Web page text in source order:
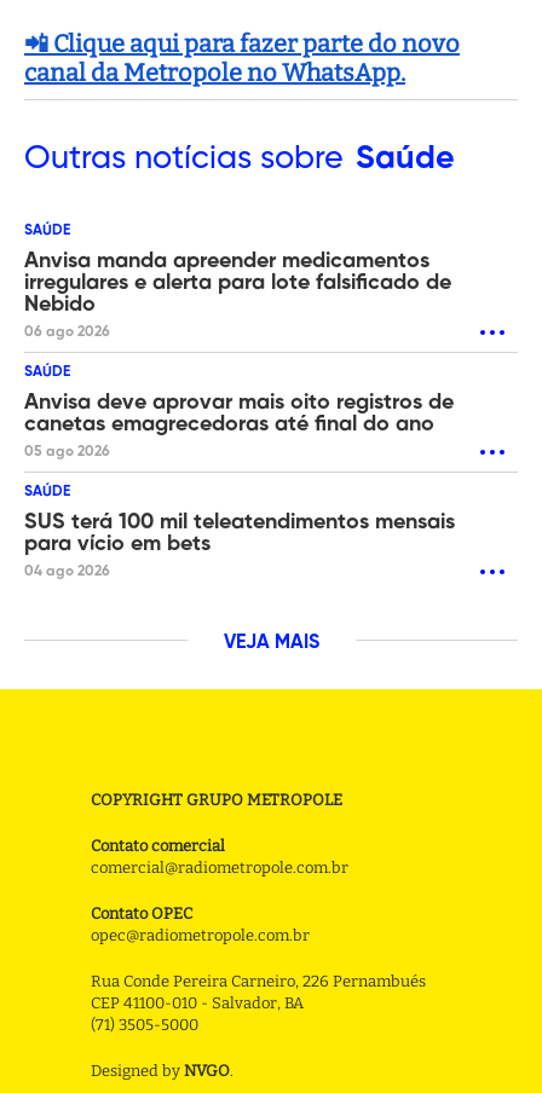
📲 Clique aqui para fazer parte do novo
canal da Metropole no WhatsApp.
Outras notícias sobre Saúde
SAÚDE
Anvisa manda apreender medicamentos
irregulares e alerta para lote falsificado de
Nebido
06 ago 2026
SAÚDE
Anvisa deve aprovar mais oito registros de
canetas emagrecedoras até final do ano
05 ago 2026
SAÚDE
SUS terá 100 mil teleatendimentos mensais
para vício em bets
04 ago 2026
VEJA MAIS
COPYRIGHT GRUPO METROPOLE
Contato comercial
comercial@radiometropole.com.br
Contato OPEC
opec@radiometropole.com.br
Rua Conde Pereira Carneiro, 226 Pernambués
CEP 41100-010 - Salvador, BA
(71) 3505-5000
Designed by NVGO.